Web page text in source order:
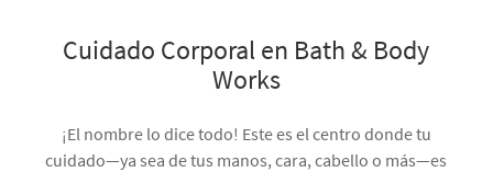
Cuidado Corporal en Bath & Body
Works
¡El nombre lo dice todo! Este es el centro donde tu
cuidado—ya sea de tus manos, cara, cabello o más—es